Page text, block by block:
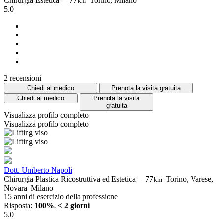
5.0
2 recensioni
Chiedi al medico
Prenota la visita gratuita
Chiedi al medico
Prenota la visita
gratuita
Visualizza profilo completo
Visualizza profilo completo
Dott. Umberto Napoli
Chirurgia Plastica Ricostruttiva ed Estetica – 77km Torino, Varese,
Novara, Milano
15 anni di esercizio della professione
Risposta: 100%, < 2 giorni
5.0